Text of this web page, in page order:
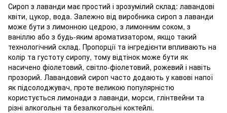
Сироп з лаванди має простий і зрозумілий склад: лавандові
квіти, цукор, вода. Залежно від виробника сироп з лаванди
може бути з лимонною цедрою, з лимонним соком, з
ваніллю або з будь-яким ароматизатором, якщо такий
технологічний склад. Пропорції та інгредієнти впливають на
колір та густоту сиропу, тому відтінок може бути як
насичено фіолетовий, світло-фіолетовий, рожевий і навіть
прозорий. Лавандовий сироп часто додають у кавові напої
як підсолоджувач, проте великою популярністю
користується лимонади з лаванди, морси, глінтвейни та
різні алкогольні та безалкогольні коктейлі.